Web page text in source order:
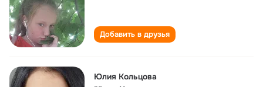
Добавить в друзья
Юлия Кольцова